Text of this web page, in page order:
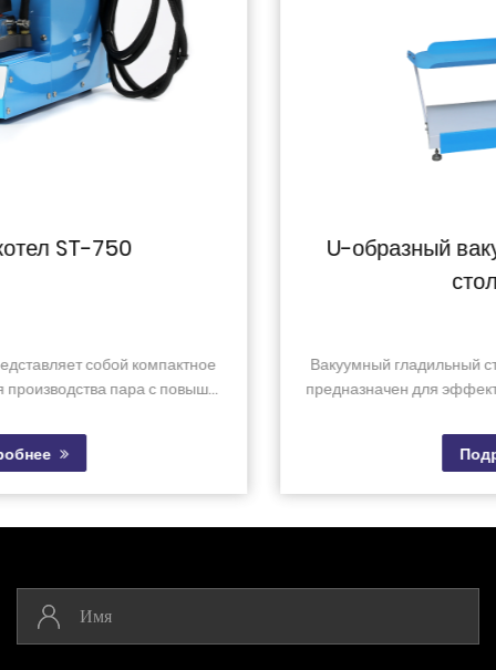
U-образный вакуумный гладильный
Вакуумный гладильный стол ST-Q3 U-образной формы
предназначен для эффективного и результативного гла...